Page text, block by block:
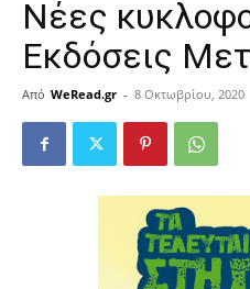
Νέες
Εκδόσεις
Από WeRead.gr - 8 Οκτωβρίου, 2020